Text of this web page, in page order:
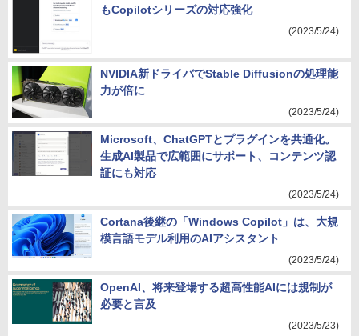
もCopilotシリーズの対応強化
(2023/5/24)
NVIDIA新ドライバでStable Diffusionの処理能
力が倍に
(2023/5/24)
Microsoft、ChatGPTとプラグインを共通化。
生成AI製品で広範囲にサポート、コンテンツ認
証にも対応
(2023/5/24)
Cortana後継の「Windows Copilot」は、大規
模言語モデル利用のAIアシスタント
(2023/5/24)
OpenAI、将来登場する超高性能AIには規制が
必要と言及
(2023/5/23)